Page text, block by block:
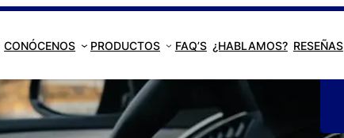
CONÓCENOS PRODUCTOS FAQ’S ¿HABLAMOS? RESEÑAS